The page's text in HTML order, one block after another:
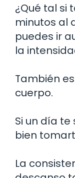
¿Qué tal si
minutos al
puedes ir
la
También
cuerpo.
Si un día
bien
La